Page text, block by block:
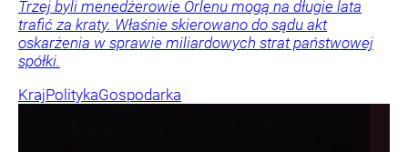
Trzej byli menedżerowie Orlenu mogą na długie lata
trafić za kraty. Właśnie skierowano do sądu akt
oskarżenia w sprawie miliardowych strat państwowej
spółki.
KrajPolitykaGospodarka